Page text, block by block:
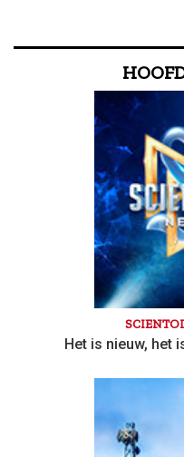
Het is nieuw, het